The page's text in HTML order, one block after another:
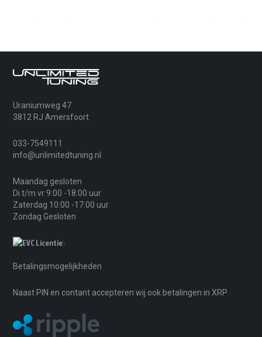
Uraniumweg 47
3812 RJ Amersfoort
033-7549111
info@unlimitedtuning.nl
Maandag gesloten
Di t/m vr 9:00 -18:00 uur
Zaterdag 10:00 -17:00 uur
Zondag Gesloten
Betalingsmogelijkheden
Naast PIN en contant accepteren wij ook betalingen in XRP